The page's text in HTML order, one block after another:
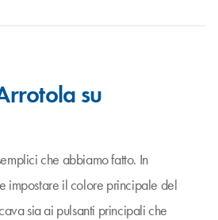
su
che abbiamo fatto. In
impostare il colore principale del
sia ai pulsanti principali che